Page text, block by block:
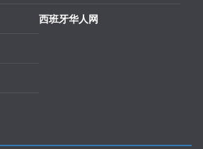
西班牙华人网